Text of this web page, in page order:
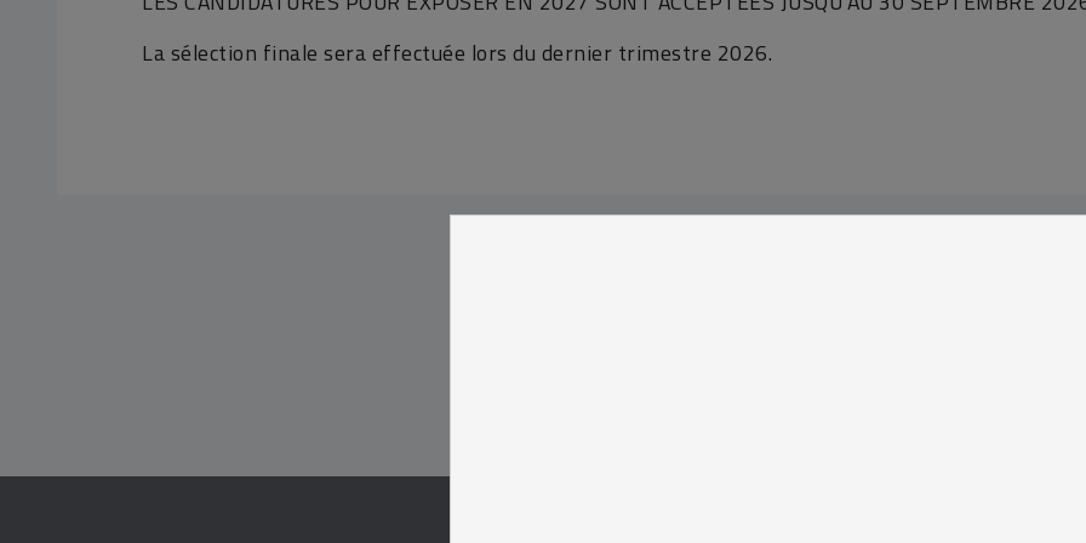
La sélection finale sera effectuée lors du dernier trimestre 2026.